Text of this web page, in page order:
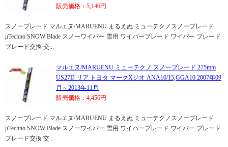
販売価格：5,146円
スノーブレード マルエヌ/MARUENU まるえぬ ミューテクノスノーブレード
μTechno SNOW Blade スノーワイパー 雪用 ワイパーブレード ワイパー ブレード
ブレード交換 交...
マルエヌ/MARUENU ミューテクノ スノーブレード 275mm
US27D リア トヨタ マークXジオ ANA10/15,GGA10 2007年09
月～2013年11月
販売価格：4,456円
スノーブレード マルエヌ/MARUENU まるえぬ ミューテクノスノーブレード
μTechno SNOW Blade スノーワイパー 雪用 ワイパーブレード ワイパー ブレード
ブレード交換 交...